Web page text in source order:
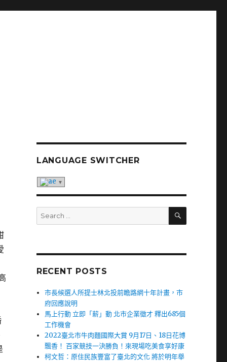
LANGUAGE SWITCHER
Search
for:
SEARCH
RECENT POSTS
市長候選人所提士林北投前瞻路網十年計畫，市
府回應說明
馬上行動 立即「薪」動 北市企業徵才 釋出685個
工作機會
2022臺北市牛肉麵國際大賞 9月17日、18日花博
飄香！ 百家競技一決勝負！來現場吃美食享好康
柯文哲：原住民族豐富了臺北的文化 將於明年舉